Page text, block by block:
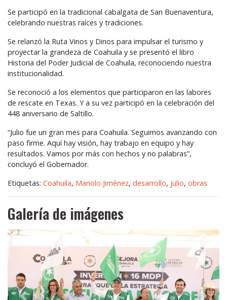
Se participó en la tradicional cabalgata de San Buenaventura,
celebrando nuestras raíces y tradiciones.
Se relanzó la Ruta Vinos y Dinos para impulsar el turismo y
proyectar la grandeza de Coahuila y se presentó el libro
Historia del Poder Judicial de Coahuila, reconociendo nuestra
institucionalidad.
Se reconoció a los elementos que participaron en las labores
de rescate en Texas. Y a su vez participó en la celebración del
448 aniversario de Saltillo.
“Julio fue un gran mes para Coahuila. Seguimos avanzando con
paso firme. Aquí hay visión, hay trabajo en equipo y hay
resultados. Vamos por más con hechos y no palabras”,
concluyó el Gobernador.
Etiquetas: Coahuila, Manolo Jiménez, desarrollo, julio, obras
Galería de imágenes